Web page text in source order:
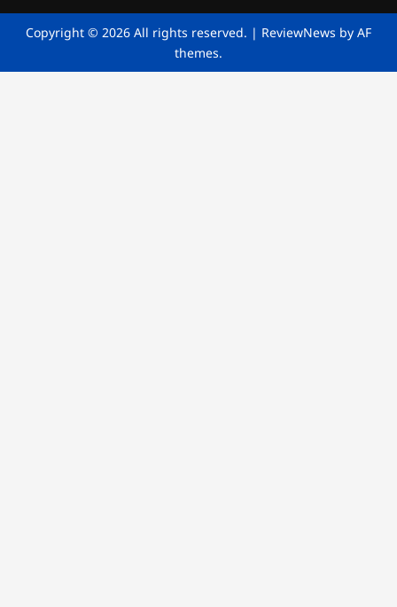
Copyright © 2026 All rights reserved. | ReviewNews by AF
themes.